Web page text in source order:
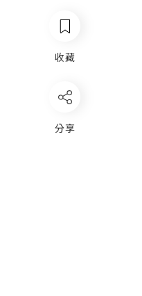
收藏
分享